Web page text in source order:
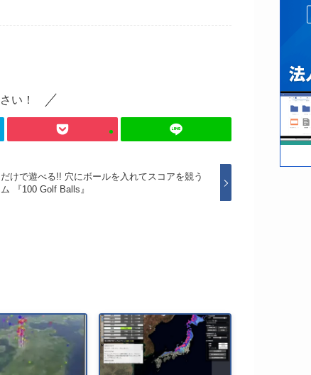
い！
けで遊べる!! 穴にボールを入れてスコアを競う
『100 Golf Balls』